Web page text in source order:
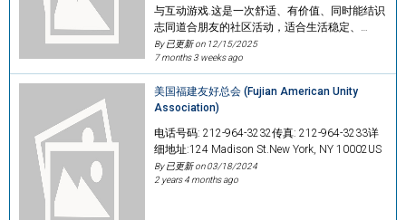
与互动游戏.这是一次舒适、有价值、同时能结识
志同道合朋友的社区活动，适合生活稳定、…
By 已更新 on 12/15/2025
7 months 3 weeks ago
美国福建友好总会 (Fujian American Unity
Association)
电话号码: 212-964-3232传真: 212-964-3233详
细地址:124 Madison St.New York, NY 10002US
By 已更新 on03/18/2024
2 years 4 months ago